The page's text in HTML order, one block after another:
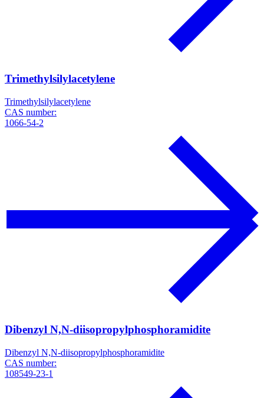
Trimethylsilylacetylene
Trimethylsilylacetylene
CAS number:
1066-54-2
Dibenzyl N,N-diisopropylphosphoramidite
Dibenzyl N,N-diisopropylphosphoramidite
CAS number:
108549-23-1